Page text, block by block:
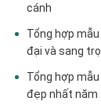
cánh
Tổng hợp
đại và sang
Tổng hợp
đẹp nhất năm